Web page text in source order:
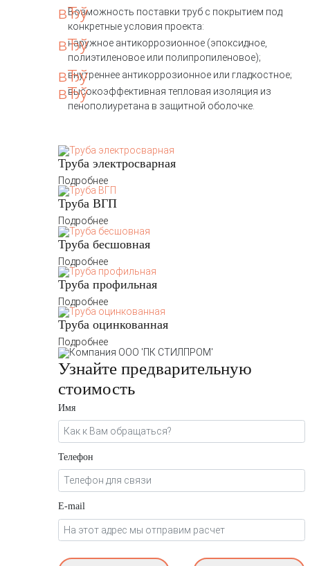
Возможность поставки труб с покрытием под
конкретные условия проекта:
наружное антикоррозионное (эпоксидное,
полиэтиленовое или полипропиленовое);
внутреннее антикоррозионное или гладкостное;
высокоэффективная тепловая изоляция из
пенополиуретана в защитной оболочке.
Труба электросварная
Подробнее
Труба ВГП
Подробнее
Труба бесшовная
Подробнее
Труба профильная
Подробнее
Труба оцинкованная
Подробнее
Узнайте предварительную
стоимость
Имя
Телефон
E-mail